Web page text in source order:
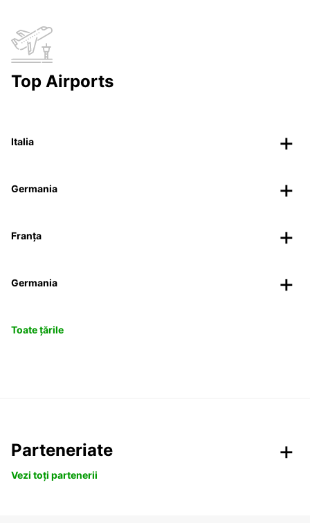
Top Airports
Italia
Germania
Franța
Germania
Toate țările
Parteneriate
Vezi toți partenerii